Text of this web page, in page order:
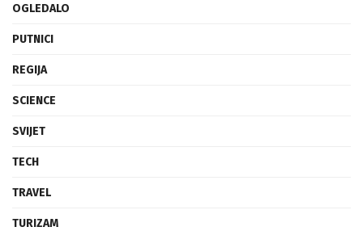
OGLEDALO
PUTNICI
REGIJA
SCIENCE
SVIJET
TECH
TRAVEL
TURIZAM